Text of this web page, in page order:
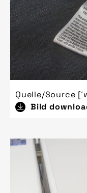
Quelle/Source
Bild